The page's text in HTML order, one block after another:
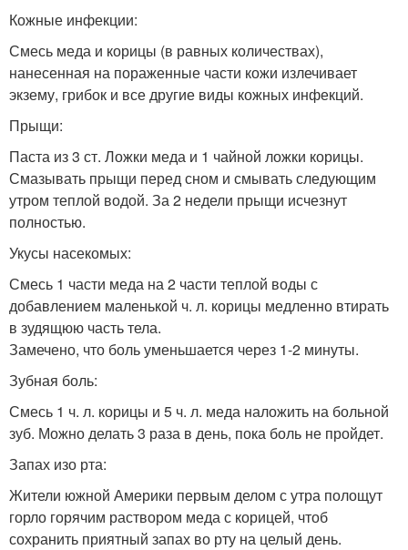
Кожные инфекции:
Смесь меда и корицы (в равных количествах),
нанесенная на пораженные части кожи излечивает
экзему, грибок и все другие виды кожных инфекций.
Прыщи:
Паста из 3 ст. Ложки меда и 1 чайной ложки корицы.
Смазывать прыщи перед сном и смывать следующим
утром теплой водой. За 2 недели прыщи исчезнут
полностью.
Укусы насекомых:
Смесь 1 части меда на 2 части теплой воды с
добавлением маленькой ч. л. корицы медленно втирать
в зудящюю часть тела.
Замечено, что боль уменьшается через 1-2 минуты.
Зубная боль:
Смесь 1 ч. л. корицы и 5 ч. л. меда наложить на больной
зуб. Можно делать 3 раза в день, пока боль не пройдет.
Запах изо рта:
Жители южной Америки первым делом с утра полощут
горло горячим раствором меда с корицей, чтоб
сохранить приятный запах во рту на целый день.